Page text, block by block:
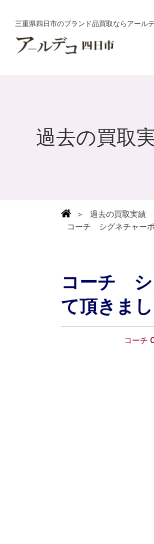
三重県四日市のブランド品買取ならアール
過去の買取
＞ 過去の買取実績
コーチ シグネチャー
コーチ シ
て頂きま
コーチ